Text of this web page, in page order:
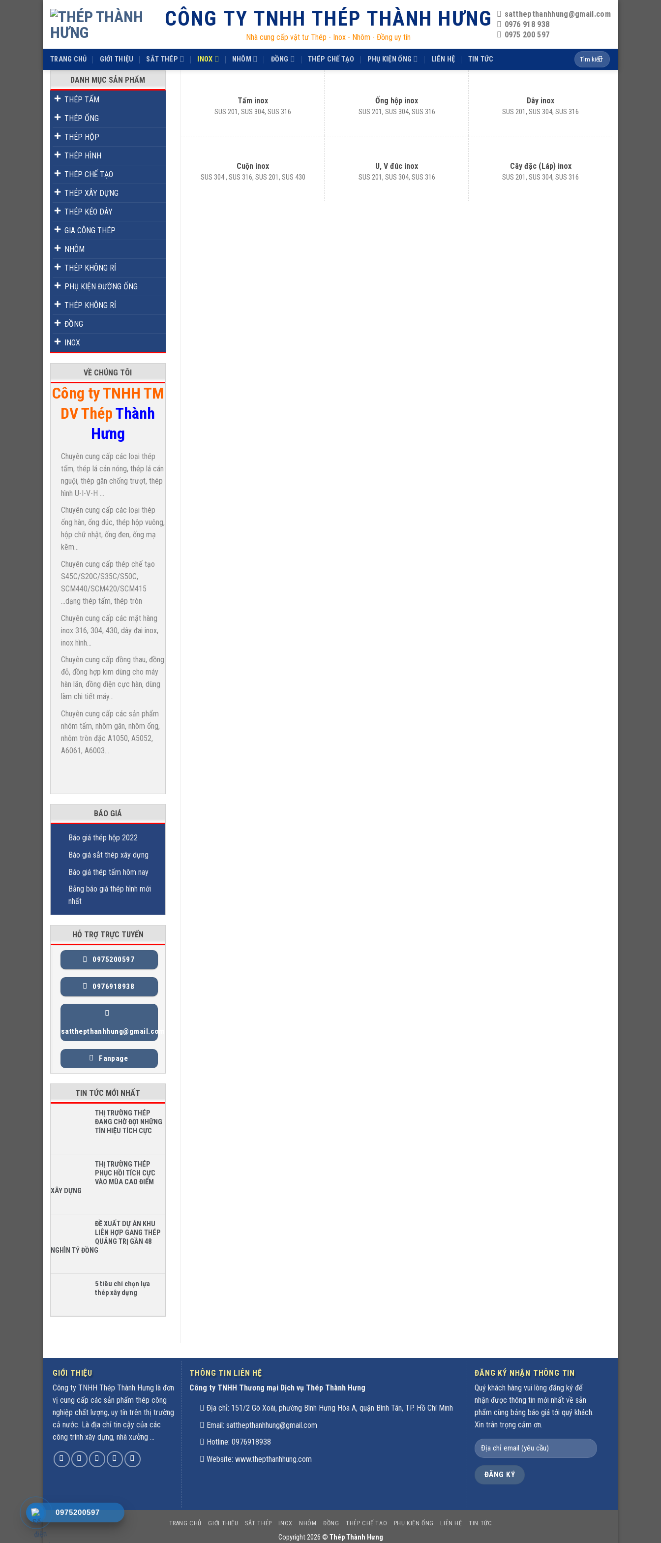
content
CÔNG TY TNHH THÉP THÀNH HƯNG
Nhà cung cấp vật tư Thép - Inox - Nhôm - Đồng uy tín
satthepthanhhung@gmail.com
0976 918 938
0975 200 597
TRANG CHỦ GIỚI THIỆU SẮT THÉP INOX NHÔM ĐỒNG THÉP CHẾ TẠO PHỤ KIỆN ỐNG LIÊN HỆ TIN TỨC
Search
for:
Tấm inox
SUS 201, SUS 304, SUS 316
Ống hộp inox
SUS 201, SUS 304, SUS 316
Dây inox
SUS 201, SUS 304, SUS 316
Cuộn inox
SUS 304 , SUS 316, SUS 201, SUS 430
U, V đúc inox
SUS 201, SUS 304, SUS 316
Cây đặc (Láp) inox
SUS 201, SUS 304, SUS 316
DANH MỤC SẢN PHẨM
THÉP TẤM
THÉP ỐNG
THÉP HỘP
THÉP HÌNH
THÉP CHẾ TẠO
THÉP XÂY DỰNG
THÉP KÉO DÂY
GIA CÔNG THÉP
NHÔM
THÉP KHÔNG RỈ
PHỤ KIỆN ĐƯỜNG ỐNG
THÉP KHÔNG RỈ
ĐỒNG
INOX
VỀ CHÚNG TÔI
Công ty TNHH TM
DV ThépThành
Hưng
Chuyên cung cấp các loại thép
tấm, thép lá cán nóng, thép lá cán
nguội, thép gân chống trượt, thép
hình U-I-V-H ...
Chuyên cung cấp các loại thép
ống hàn, ống đúc, thép hộp vuông,
hộp chữ nhật, ống đen, ống mạ
kẽm...
Chuyên cung cấp thép chế tạo
S45C/S20C/S35C/S50C,
SCM440/SCM420/SCM415
...dạng thép tấm, thép tròn
Chuyên cung cấp các mặt hàng
inox 316, 304, 430, dây đai inox,
inox hình...
Chuyên cung cấp đồng thau, đồng
đỏ, đồng hợp kim dùng cho máy
hàn lăn, đồng điện cực hàn, dùng
làm chi tiết máy...
Chuyên cung cấp các sản phẩm
nhôm tấm, nhôm gân, nhôm ống,
nhôm tròn đặc A1050, A5052,
A6061, A6003...
BÁO GIÁ
Báo giá thép hộp 2022
Báo giá sắt thép xây dựng
Báo giá thép tấm hôm nay
Bảng báo giá thép hình mới
nhất
HỖ TRỢ TRỰC TUYẾN
0975200597
0976918938
satthepthanhhung@gmail.com
Fanpage
TIN TỨC MỚI NHẤT
THỊ TRƯỜNG THÉP
ĐANG CHỜ ĐỢI NHỮNG
TÍN HIỆU TÍCH CỰC
THỊ TRƯỜNG THÉP
PHỤC HỒI TÍCH CỰC
VÀO MÙA CAO ĐIỂM
XÂY DỰNG
ĐỀ XUẤT DỰ ÁN KHU
LIÊN HỢP GANG THÉP
QUẢNG TRỊ GẦN 48
NGHÌN TỶ ĐỒNG
5 tiêu chí chọn lựa
thép xây dựng
GIỚI THIỆU
Công ty TNHH Thép Thành Hưng là đơn
vị cung cấp các sản phẩm thép công
nghiệp chất lượng, uy tín trên thị trường
cả nước. Là địa chỉ tin cậy của các
công trình xây dựng, nhà xưởng ...
THÔNG TIN LIÊN HỆ
Công ty TNHH Thương mại Dịch vụ Thép Thành Hưng
Địa chỉ: 151/2 Gò Xoài, phường Bình Hưng Hòa A, quận Bình Tân, TP. Hồ Chí Minh
Email: satthepthanhhung@gmail.com
Hotline:0976918938
Website: www.thepthanhhung.com
ĐĂNG KÝ NHẬN THÔNG TIN
Quý khách hàng vui lòng đăng ký để
nhận được thông tin mới nhất về sản
phẩm cùng bảng báo giá tới quý khách.
Xin trân trọng cảm ơn.
TRANG CHỦ GIỚI THIỆU SẮT THÉP INOX NHÔM ĐỒNG THÉP CHẾ TẠO PHỤ KIỆN ỐNG LIÊN HỆ TIN TỨC
Copyright 2026 © Thép Thành Hưng
0975200597